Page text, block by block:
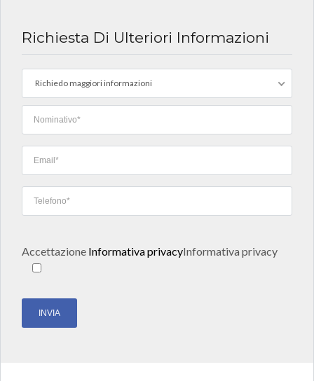
Richiesta Di Ulteriori Informazioni
Richiedo maggiori informazioni
Accettazione Informativa privacyInformativa privacy